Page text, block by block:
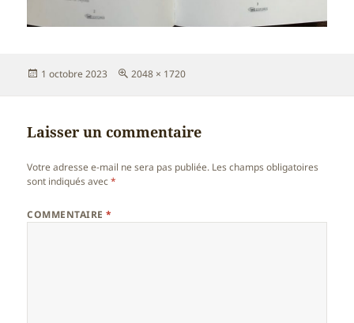
Publié
1 octobre 2023
Taille
2048 × 1720
Laisser un commentaire
Votre adresse e-mail ne sera pas publiée. Les champs obligatoires
sont indiqués avec*
COMMENTAIRE*